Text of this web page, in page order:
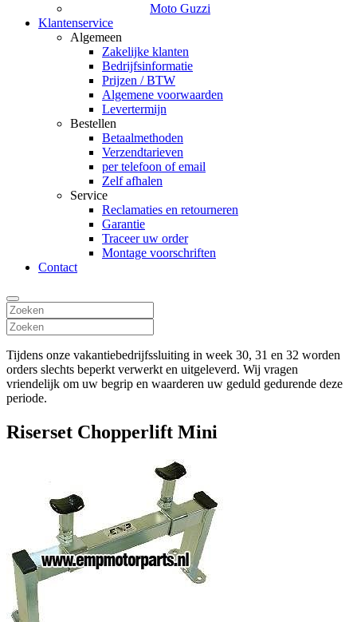
Moto Guzzi
Klantenservice
Algemeen
Zakelijke klanten
Bedrijfsinformatie
Prijzen / BTW
Algemene voorwaarden
Levertermijn
Bestellen
Betaalmethoden
Verzendtarieven
per telefoon of email
Zelf afhalen
Service
Reclamaties en retourneren
Garantie
Traceer uw order
Montage voorschriften
Contact
Tijdens onze vakantiebedrijfssluiting in week 30, 31 en 32 worden
orders slechts beperkt verwerkt en uitgeleverd. Wij vragen
vriendelijk om uw begrip en waarderen uw geduld gedurende deze
periode.
Riserset Chopperlift Mini